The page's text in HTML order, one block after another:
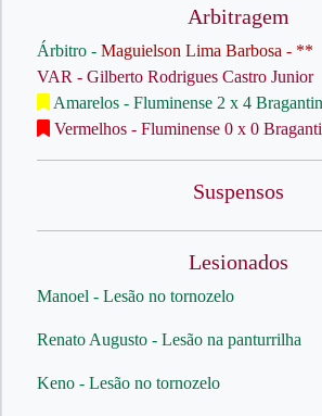
Arbitragem
Árbitro - Maguielson Lima Barbosa - **
VAR - Gilberto Rodrigues Castro Junior
Amarelos - Fluminense 2 x 4
Vermelhos - Fluminense 0 x 0
Suspensos
Lesionados
Manoel - Lesão no tornozelo
Renato Augusto - Lesão na panturrilha
Keno - Lesão no tornozelo